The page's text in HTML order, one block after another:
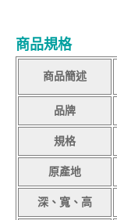
商品規格
商品簡述
品牌
規格
原產地
深、寬、高